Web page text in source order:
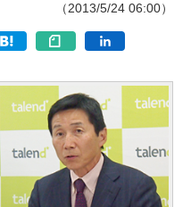
（2013/5/24 06:00）